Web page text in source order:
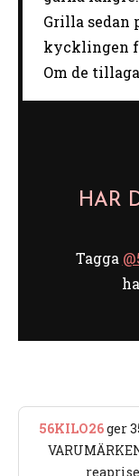
Grilla sedan
kycklingen
Om de
HAR
Tagga
56KILO26ger